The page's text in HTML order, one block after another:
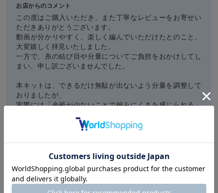
お店からのコメント
この度はご購入いただき、また丁寧なレビューをお寄せい
ただきありがとうございます。
動画が分かりやすく、楽しく編んでいただけたとのこと、
大変嬉しく拝見いたしました。
一方で、糸の結び目や分量についてご負担をおかけしてし
まい、申し訳ございませんでした。
本キットは、できるだけ無駄が出ないよう分量を調整して
おりましたが、
実際には「余裕が少ないことで編みにくさを感じられる」
他にもこんな商品があります